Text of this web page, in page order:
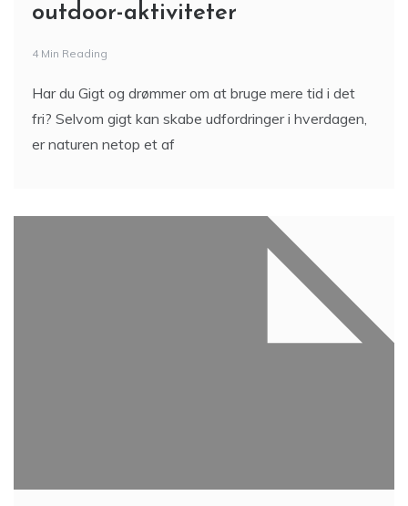
outdoor-aktiviteter
4 Min Reading
Har du Gigt og drømmer om at bruge mere tid i det
fri? Selvom gigt kan skabe udfordringer i hverdagen,
er naturen netop et af